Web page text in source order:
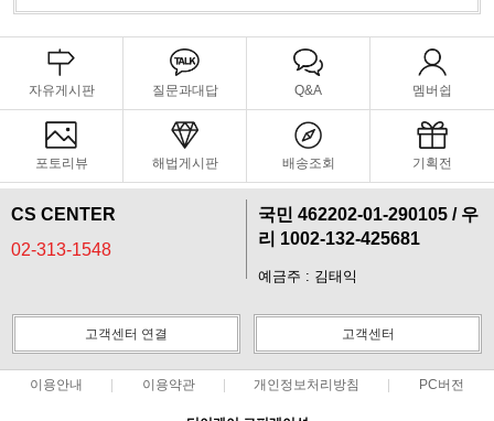
자유게시판 질문과대답 Q&A 멤버쉽
포토리뷰 해법게시판 배송조회 기획전
CS CENTER
02-313-1548
국민 462202-01-290105 / 우
리 1002-132-425681
예금주 : 김태익
고객센터 연결 고객센터
이용안내 이용약관 개인정보처리방침 PC버전